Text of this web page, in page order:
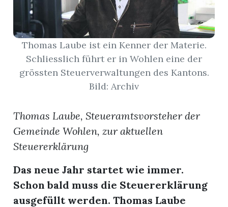
App
Thomas Laube ist ein Kenner der Materie.
Schliesslich führt er in Wohlen eine der
grössten Steuerverwaltungen des Kantons.
Bild: Archiv
Thomas Laube, Steueramtsvorsteher der
Gemeinde Wohlen, zur aktuellen
Steuererklärung
Das neue Jahr startet wie immer.
Schon bald muss die Steuererklärung
ausgefüllt werden. Thomas Laube